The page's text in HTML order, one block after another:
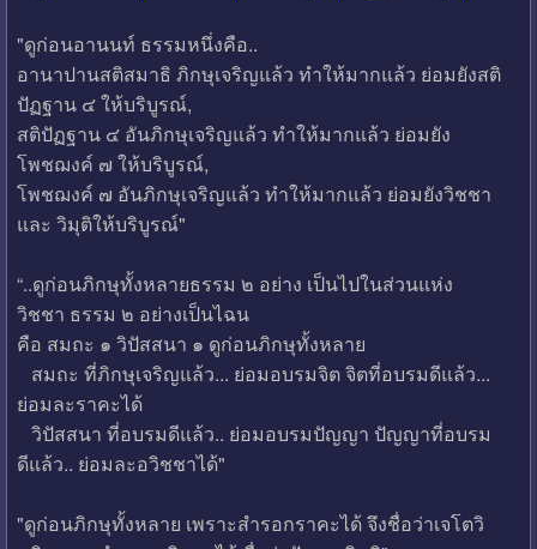
"ดูก่อนอานนท์ ธรรมหนึ่งคือ..
อานาปานสติสมาธิ ภิกษุเจริญแล้ว ทำให้มากแล้ว ย่อมยังสติ
ปัฏฐาน ๔ ให้บริบูรณ์,
สติปัฏฐาน ๔ อันภิกษุเจริญแล้ว ทำให้มากแล้ว ย่อมยัง
โพชฌงค์ ๗ ให้บริบูรณ์,
โพชฌงค์ ๗ อันภิกษุเจริญแล้ว ทำให้มากแล้ว ย่อมยังวิชชา
และ วิมุติให้บริบูรณ์"
“..ดูก่อนภิกษุทั้งหลายธรรม ๒ อย่าง เป็นไปในส่วนแห่ง
วิชชา ธรรม ๒ อย่างเป็นไฉน
คือ สมถะ ๑ วิปัสสนา ๑ ดูก่อนภิกษุทั้งหลาย
สมถะ ที่ภิกษุเจริญแล้ว... ย่อมอบรมจิต จิตที่อบรมดีแล้ว...
ย่อมละราคะได้
วิปัสสนา ที่อบรมดีแล้ว.. ย่อมอบรมปัญญา ปัญญาที่อบรม
ดีแล้ว.. ย่อมละอวิชชาได้"
"ดูก่อนภิกษุทั้งหลาย เพราะสำรอกราคะได้ จึงชื่อว่าเจโตวิ